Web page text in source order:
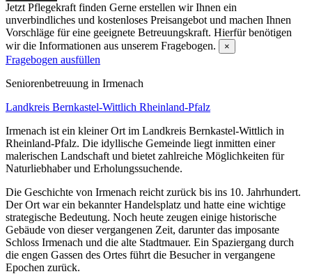
Jetzt Pflegekraft finden Gerne erstellen wir Ihnen ein
unverbindliches und kostenloses Preisangebot und machen Ihnen
Vorschläge für eine geeignete Betreuungskraft. Hierfür benötigen
wir die Informationen aus unserem Fragebogen.
×
Fragebogen ausfüllen
Senioren­betreuung in Irmenach
Landkreis Bernkastel-Wittlich Rheinland-Pfalz
Irmenach ist ein kleiner Ort im Landkreis Bernkastel-Wittlich in
Rheinland-Pfalz. Die idyllische Gemeinde liegt inmitten einer
malerischen Landschaft und bietet zahlreiche Möglichkeiten für
Naturliebhaber und Erholungssuchende.
Die Geschichte von Irmenach reicht zurück bis ins 10. Jahrhundert.
Der Ort war ein bekannter Handelsplatz und hatte eine wichtige
strategische Bedeutung. Noch heute zeugen einige historische
Gebäude von dieser vergangenen Zeit, darunter das imposante
Schloss Irmenach und die alte Stadtmauer. Ein Spaziergang durch
die engen Gassen des Ortes führt die Besucher in vergangene
Epochen zurück.